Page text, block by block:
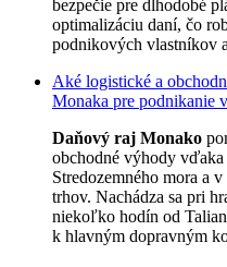
bezpečie pre dlhodobé
optimalizáciu daní, čo
podnikových vlastníkov
Aké logistické a
Monaka pre podnikanie
Daňový raj Monako
obchodné výhody
Stredozemného mora a
trhov. Nachádza sa pri
niekoľko hodín od
k hlavným dopravným